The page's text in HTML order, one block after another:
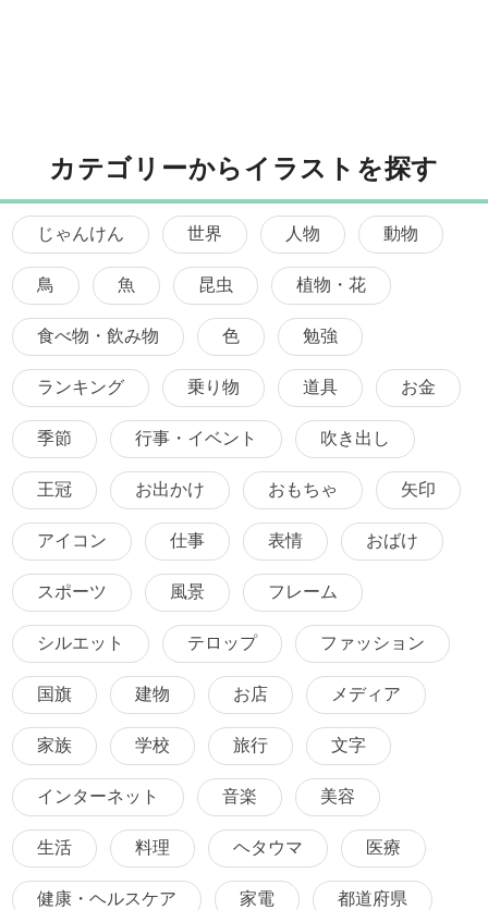
カテゴリーからイラストを探す
じゃんけん 世界 人物 動物
鳥 魚 昆虫 植物・花
食べ物・飲み物 色 勉強
ランキング 乗り物 道具 お金
季節 行事・イベント 吹き出し
王冠 お出かけ おもちゃ 矢印
アイコン 仕事 表情 おばけ
スポーツ 風景 フレーム
シルエット テロップ ファッション
国旗 建物 お店 メディア
家族 学校 旅行 文字
インターネット 音楽 美容
生活 料理 ヘタウマ 医療
健康・ヘルスケア 家電 都道府県